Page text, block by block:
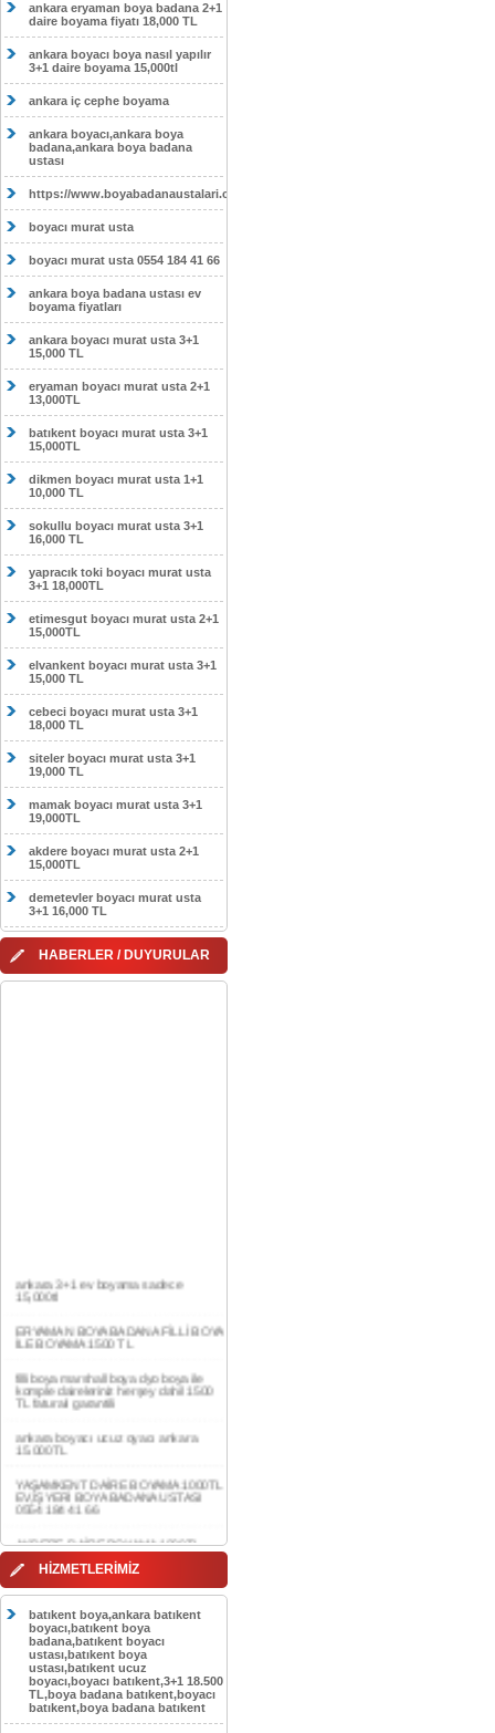
ankara eryaman boya badana 2+1
daire boyama fiyatı 18,000 TL
ankara boyacı boya nasıl yapılır
3+1 daire boyama 15,000tl
ankara iç cephe boyama
ankara boyacı,ankara boya
badana,ankara boya badana
ustası
https://www.boyabadanaustalari.com/
boyacı murat usta
boyacı murat usta 0554 184 41 66
ankara boya badana ustası ev
boyama fiyatları
ankara boyacı murat usta 3+1
15,000 TL
eryaman boyacı murat usta 2+1
13,000TL
batıkent boyacı murat usta 3+1
15,000TL
dikmen boyacı murat usta 1+1
10,000 TL
sokullu boyacı murat usta 3+1
16,000 TL
yapracık toki boyacı murat usta
3+1 18,000TL
etimesgut boyacı murat usta 2+1
15,000TL
elvankent boyacı murat usta 3+1
15,000 TL
cebeci boyacı murat usta 3+1
18,000 TL
siteler boyacı murat usta 3+1
19,000 TL
mamak boyacı murat usta 3+1
19,000TL
akdere boyacı murat usta 2+1
15,000TL
demetevler boyacı murat usta
3+1 16,000 TL
HABERLER / DUYURULAR
ERYAMAN BOYA BADANA FİLLİ BOYA
İLE BOYAMA 1500 TL
filli boya marshall boya dyo boya ile
komple daireleriniz herşey dahil 1500
ankara boyacı ucuz oyacı ankara
15.000TL
YAŞAMKENT DAİRE BOYAMA 1000TL
EV,İŞYERİ BOYA BADANA USTASI
AKDERE DAİRE BOYAMA 1000TL
EV,İŞYERİ BOYA BADANA USTASI
CEBECİ DAİRE BOYAMA 1000TL
EV,İŞYERİ BOYA BADANA USTASI
0554 184 41 66
HASKÖY DAİRE BOYAMA 1000TL
EV,İŞYERİ BOYA BADANA USTASI
0554 184 41 66
GÖLBAŞI DAİRE BOYAMA 1000TL
EV,İŞYERİ BOYA BADANA USTASI
0554 184 41 66
HİZMETLERİMİZ
batıkent boya,ankara batıkent
boyacı,batıkent boya
badana,batıkent boyacı
ustası,batıkent boya
ustası,batıkent ucuz
boyacı,boyacı batıkent,3+1 18.500
TL,boya badana batıkent,boyacı
batıkent,boya badana batıkent